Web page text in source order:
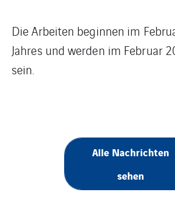
Die Arbeiten beginnen im
Jahres und werden im Februar
sein.
Alle Nachrichten
sehen